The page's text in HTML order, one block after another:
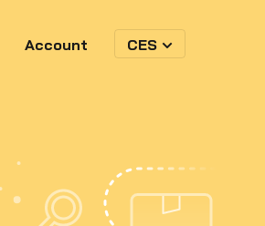
Account CES